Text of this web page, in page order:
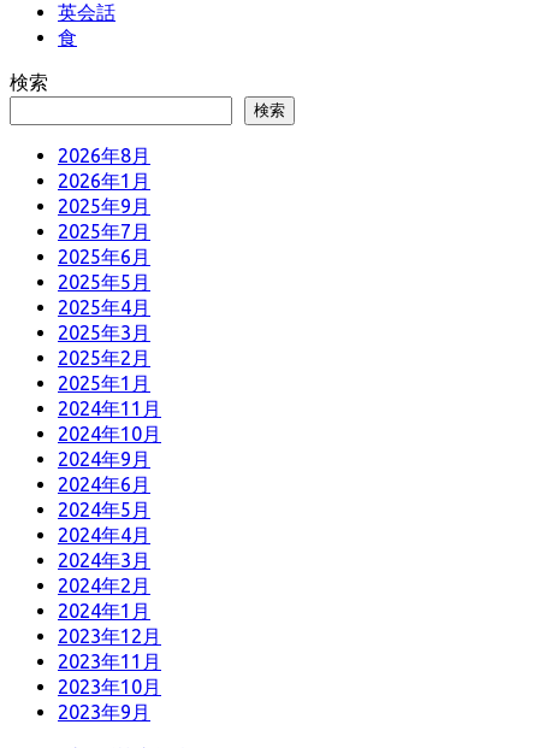
英会話
食
検索
検索
2026年8月
2026年1月
2025年9月
2025年7月
2025年6月
2025年5月
2025年4月
2025年3月
2025年2月
2025年1月
2024年11月
2024年10月
2024年9月
2024年6月
2024年5月
2024年4月
2024年3月
2024年2月
2024年1月
2023年12月
2023年11月
2023年10月
2023年9月